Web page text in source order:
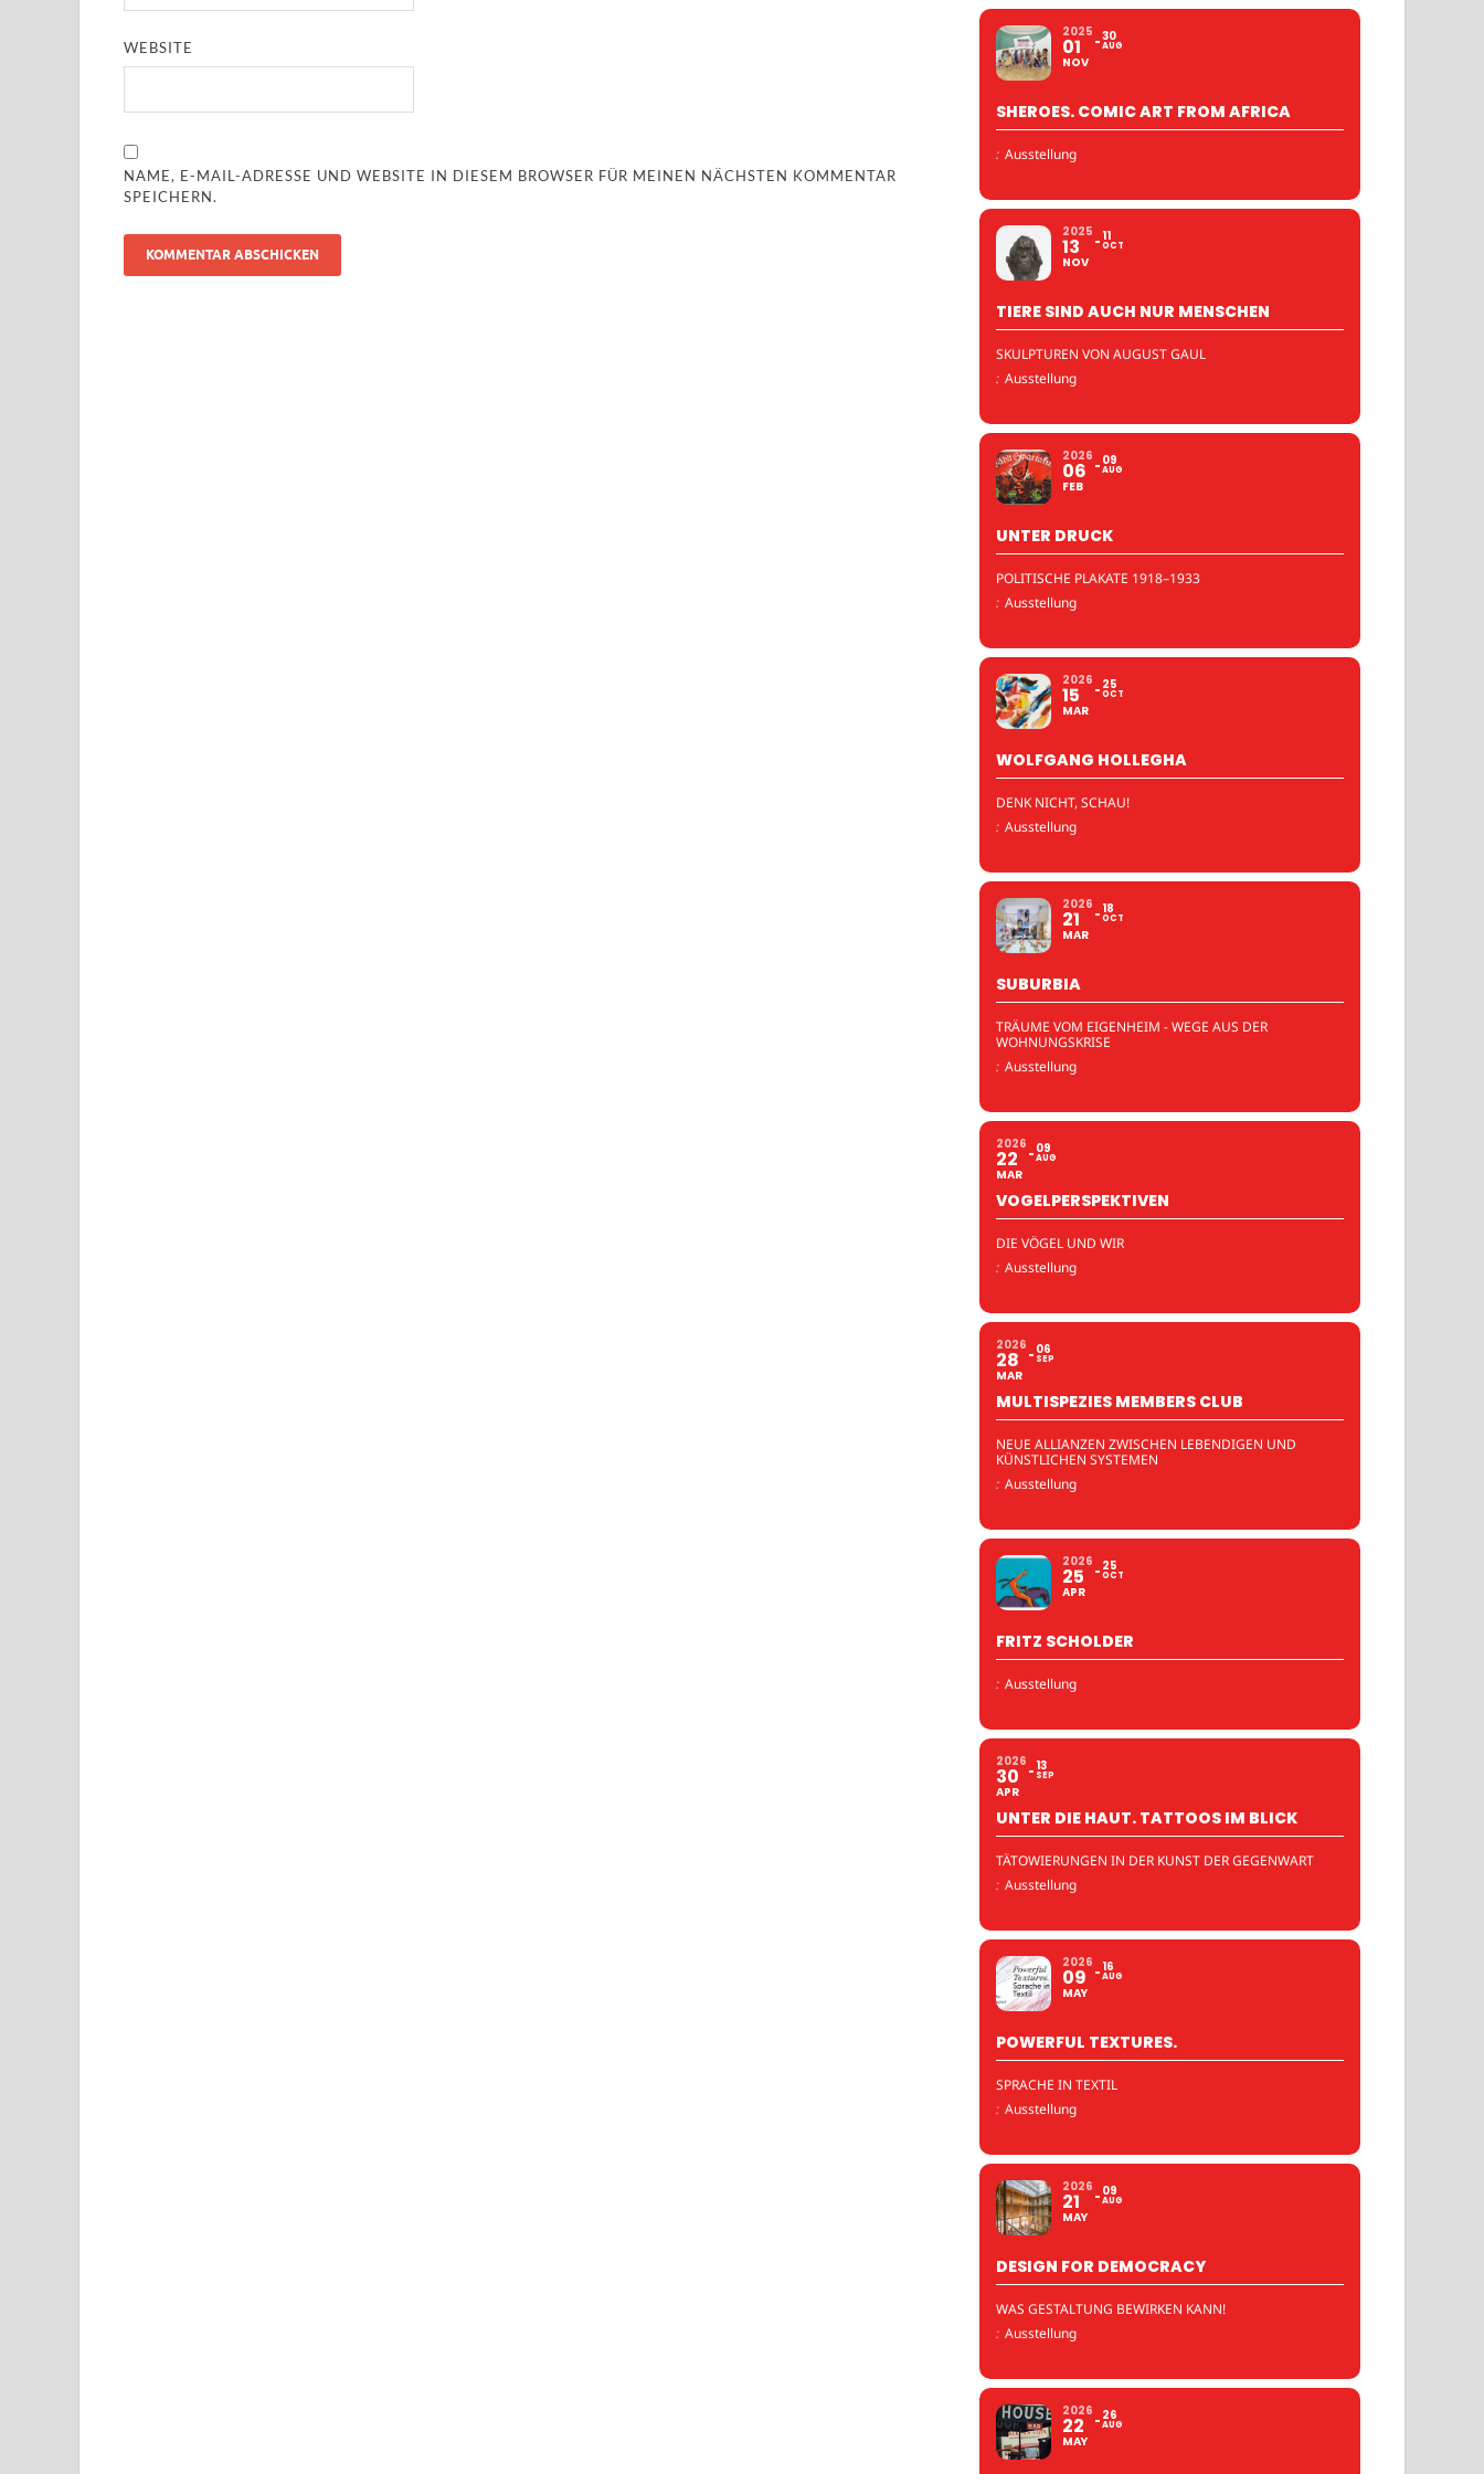
WEBSITE
NAME, E-MAIL-ADRESSE UND WEBSITE IN DIESEM BROWSER FÜR MEINEN NÄCHSTEN KOMMENTAR
SPEICHERN.
2025
01
NOV
30
AUG
SHEROES. COMIC ART FROM AFRICA
: Ausstellung
2025
13
NOV
11
OCT
TIERE SIND AUCH NUR MENSCHEN
SKULPTUREN VON AUGUST GAUL
: Ausstellung
2026
06
FEB
09
AUG
UNTER DRUCK
POLITISCHE PLAKATE 1918–1933
: Ausstellung
2026
15
MAR
25
OCT
WOLFGANG HOLLEGHA
DENK NICHT, SCHAU!
: Ausstellung
2026
21
MAR
18
OCT
SUBURBIA
TRÄUME VOM EIGENHEIM - WEGE AUS DER
WOHNUNGSKRISE
: Ausstellung
2026
22
MAR
09
AUG
VOGELPERSPEKTIVEN
DIE VÖGEL UND WIR
: Ausstellung
2026
28
MAR
06
SEP
MULTISPEZIES MEMBERS CLUB
NEUE ALLIANZEN ZWISCHEN LEBENDIGEN UND
KÜNSTLICHEN SYSTEMEN
: Ausstellung
2026
25
APR
25
OCT
FRITZ SCHOLDER
: Ausstellung
2026
30
APR
13
SEP
UNTER DIE HAUT. TATTOOS IM BLICK
TÄTOWIERUNGEN IN DER KUNST DER GEGENWART
: Ausstellung
2026
09
MAY
16
AUG
POWERFUL TEXTURES.
SPRACHE IN TEXTIL
: Ausstellung
2026
21
MAY
09
AUG
DESIGN FOR DEMOCRACY
WAS GESTALTUNG BEWIRKEN KANN!
: Ausstellung
2026
22
MAY
26
AUG